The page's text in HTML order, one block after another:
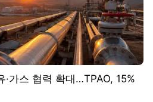
·가스 협력 확대…TPAO, 15%